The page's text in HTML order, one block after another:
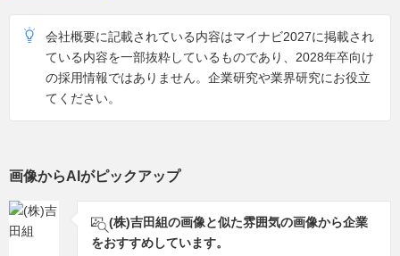
会社概要に記載されている内容はマイナビ2027に掲載され
ている内容を一部抜粋しているものであり、2028年卒向け
の採用情報ではありません。企業研究や業界研究にお役立
てください。
画像からAIがピックアップ
(株)吉田組の画像と似た雰囲気の画像から企業
をおすすめしています。